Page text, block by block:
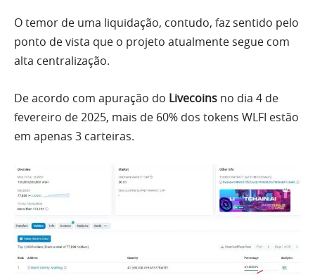
O temor de uma liquidação, contudo, faz sentido pelo
ponto de vista que o projeto atualmente segue com
alta centralização.
De acordo com apuração do Livecoins no dia 4 de
fevereiro de 2025, mais de 60% dos tokens WLFI estão
em apenas 3 carteiras.